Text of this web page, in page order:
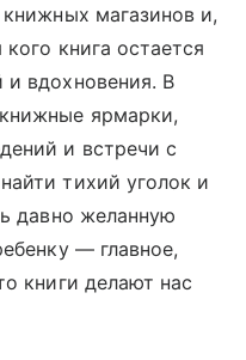
магазинов и,
книга остается
и вдохновения. В
ярмарки,
и встречи с
тихий уголок и
давно желанную
— главное,
книги делают нас